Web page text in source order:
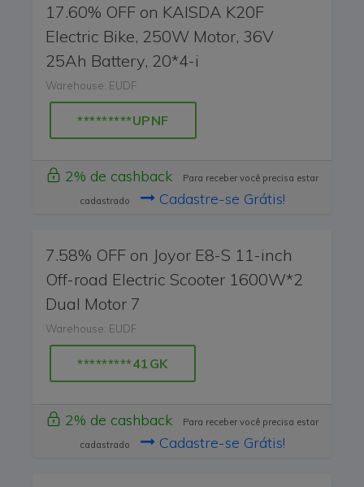
17.60% OFF on KAISDA K20F
Electric Bike, 250W Motor, 36V
25Ah Battery, 20*4-i
Warehouse: EUDF
*********UPNF
2% de cashback
Para receber você precisa estar
cadastrado
Cadastre-se Grátis!
7.58% OFF on Joyor E8-S 11-inch
Off-road Electric Scooter 1600W*2
Dual Motor 7
Warehouse: EUDF
*********41GK
2% de cashback
Para receber você precisa estar
cadastrado
Cadastre-se Grátis!